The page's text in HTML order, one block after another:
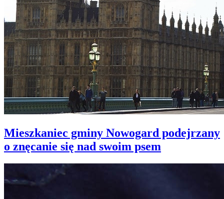
Mieszkaniec gminy Nowogard podejrzany
o znęcanie się nad swoim psem